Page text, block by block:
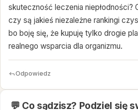
skuteczność leczenia niepłodności?
czy są jakieś niezależne rankingi
bo boję się, że kupuję tylko drogie
realnego wsparcia dla organizmu.
Odpowiedz
💬 Co sądzisz? Podziel się